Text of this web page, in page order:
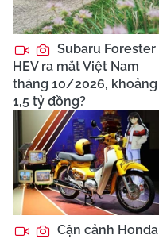
Subaru Forester
HEV ra mắt Việt Nam
tháng 10/2026, khoảng
1,5 tỷ đồng?
Cận cảnh Honda